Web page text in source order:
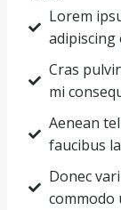
Lorem
adipiscing
Cras
mi
Aenean
faucibus
Donec
commodo